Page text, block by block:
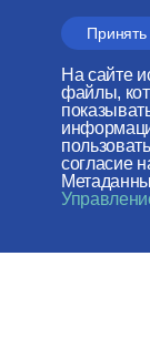
Принять
На сайте
файлы,
согласие
Об Отделе
История
Контакты